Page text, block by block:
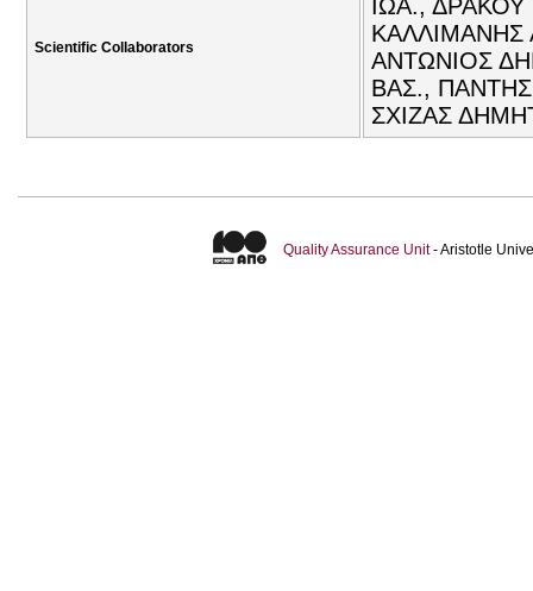
Scientific Collaborators
ΙΩΑ.,
ΚΑΛΛΙΜΑΝΗΣ
ΑΝΤΩΝΙΟΣ
ΒΑΣ.,
ΣΧΙΖΑΣ
Quality Assurance Unit- Aristotle